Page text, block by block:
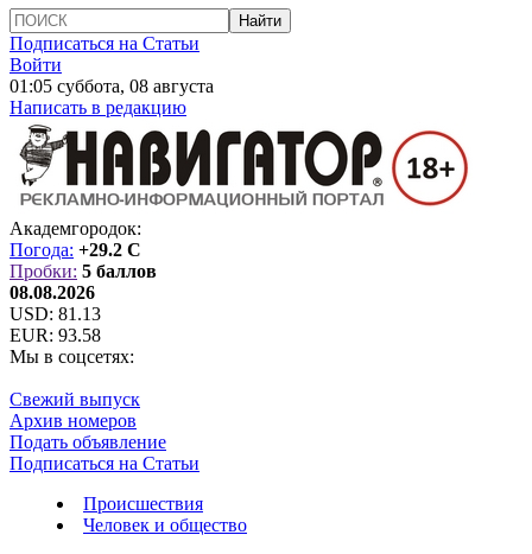
Подписаться на Статьи
Войти
01:05 суббота, 08 августа
Написать в редакцию
Академгородок:
Погода: +29.2 C
Пробки: 5 баллов
08.08.2026
USD: 81.13
EUR: 93.58
Мы в соцсетях:
Свежий выпуск
Архив номеров
Подать объявление
Подписаться на Статьи
Происшествия
Человек и общество